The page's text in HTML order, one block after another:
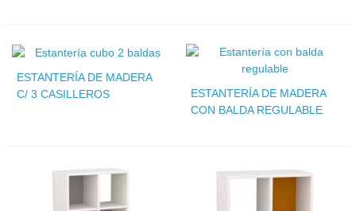
ESTANTERÍA DE MADERA
C/ 3 CASILLEROS
ESTANTERÍA DE MADERA
CON BALDA REGULABLE